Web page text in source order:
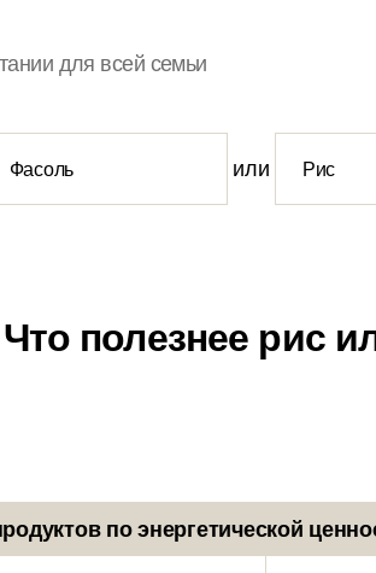
для всей семьи
или
Что полезнее рис
по энергетической